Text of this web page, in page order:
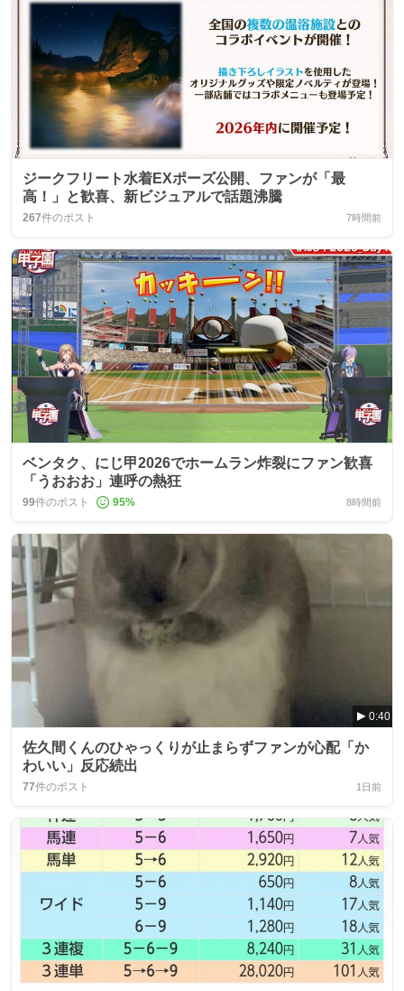
ジークフリート水着EXポーズ公開、ファンが「最
高！」と歓喜、新ビジュアルで話題沸騰
267件のポスト 7時間前
ベンタク、にじ甲2026でホームラン炸裂にファン歓喜
「うおおお」連呼の熱狂
99件のポスト 95% 8時間前
0:40
佐久間くんのひゃっくりが止まらずファンが心配「か
わいい」反応続出
77件のポスト 1日前